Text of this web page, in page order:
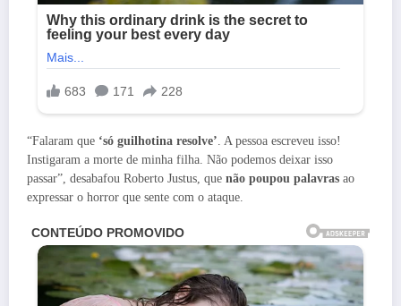
“Falaram que ‘só guilhotina resolve’. A pessoa escreveu isso!
Instigaram a morte de minha filha. Não podemos deixar isso
passar”, desabafou Roberto Justus, que não poupou palavras ao
expressar o horror que sente com o ataque.